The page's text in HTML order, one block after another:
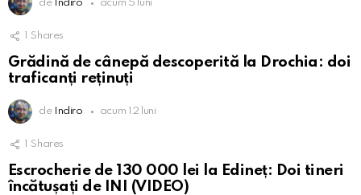
de Indiro acum 5 luni
Shares
Grădină de cânepă descoperită la Drochia: doi
traficanți reținuți
de Indiro acum 12 luni
Shares
Escrocherie de 130 000 lei la Edineț: Doi tineri
încătușați de INI (VIDEO)